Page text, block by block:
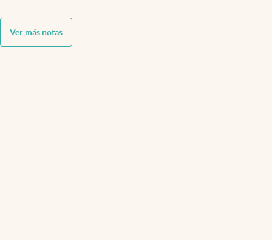
Ver más notas